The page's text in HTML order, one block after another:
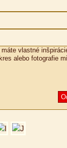
vlastné
alebo fotografie